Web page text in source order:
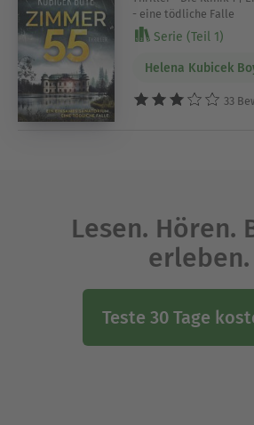
- eine tödliche Falle
Serie (Teil 1)
Helena Kubicek
33
Lesen. Hören.
erleben.
Teste 30 Tage